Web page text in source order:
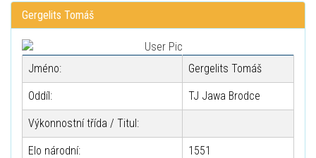
Gergelits Tomáš
Jméno: Gergelits Tomáš
Oddíl: TJ Jawa Brodce
Výkonnostní třída / Titul:
Elo národní: 1551